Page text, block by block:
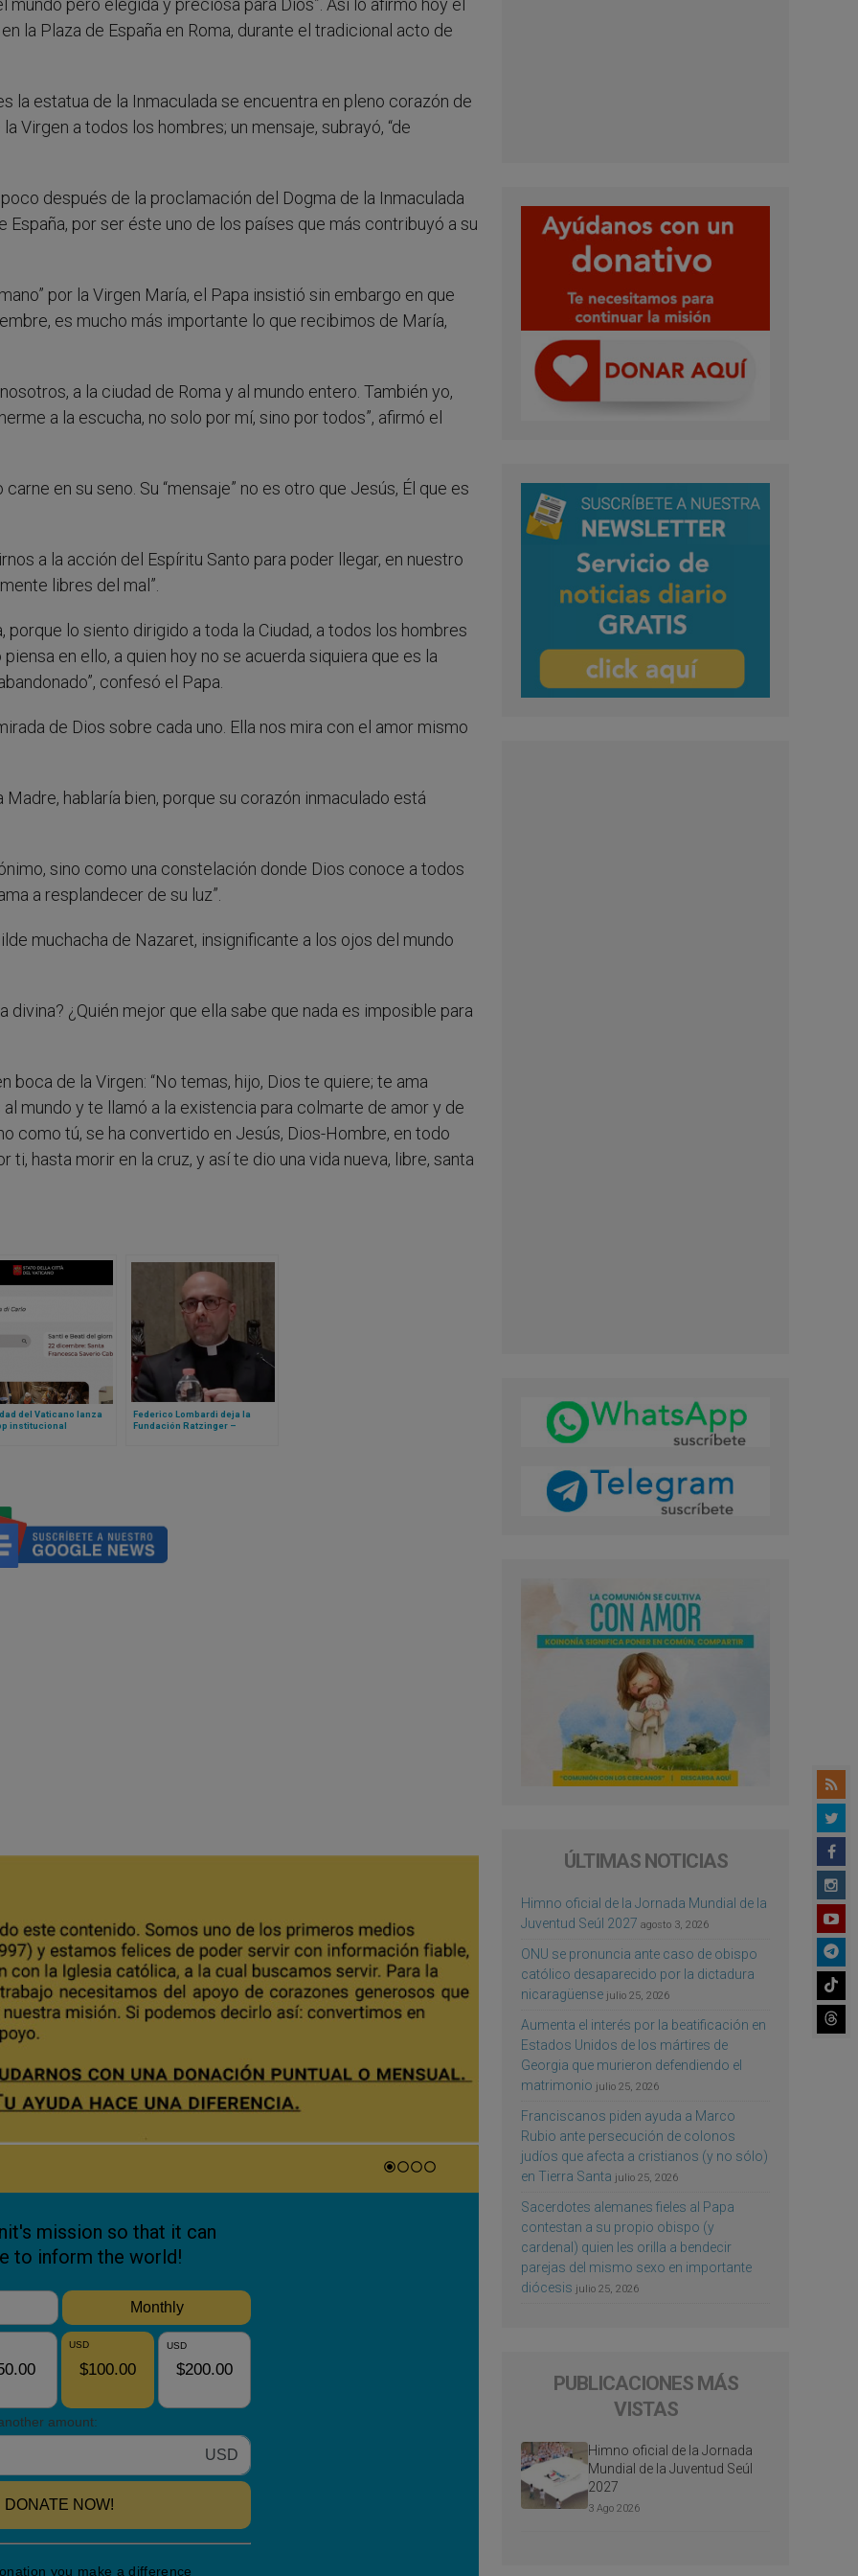
pero elegida y preciosa para Dios”. Así lo afirmó hoy el
la Plaza de España en Roma, durante el tradicional acto de
la estatua de la Inmaculada se encuentra en pleno corazón de
Virgen a todos los hombres; un mensaje, subrayó, “de
después de la proclamación del Dogma de la Inmaculada
por ser éste uno de los países que más contribuyó a su
por la Virgen María, el Papa insistió sin embargo en que
es mucho más importante lo que recibimos de María,
a la ciudad de Roma y al mundo entero. También yo,
a la escucha, no solo por mí, sino por todos”, afirmó el
en su seno. Su “mensaje” no es otro que Jesús, Él que es
a la acción del Espíritu Santo para poder llegar, en nuestro
libres del mal”.
porque lo siento dirigido a toda la Ciudad, a todos los hombres
en ello, a quien hoy no se acuerda siquiera que es la
confesó el Papa.
de Dios sobre cada uno. Ella nos mira con el amor mismo
Madre, hablaría bien, porque su corazón inmaculado está
sino como una constelación donde Dios conoce a todos
a resplandecer de su luz”.
muchacha de Nazaret, insignificante a los ojos del mundo
divina? ¿Quién mejor que ella sabe que nada es imposible para
de la Virgen: “No temas, hijo, Dios te quiere; te ama
mundo y te llamó a la existencia para colmarte de amor y de
como tú, se ha convertido en Jesús, Dios-Hombre, en todo
hasta morir en la cruz, y así te dio una vida nueva, libre, santa
del Vaticano lanza
institucional
Federico Lombardi deja la
Fundación Ratzinger –
ÚLTIMAS NOTICIAS
Himno oficial de la Jornada Mundial de la
Juventud Seúl 2027 agosto 3, 2026
ONU se pronuncia ante caso de obispo
católico desaparecido por la dictadura
nicaragüense julio 25, 2026
Aumenta el interés por la beatificación en
Estados Unidos de los mártires de
Georgia que murieron defendiendo el
matrimonio julio 25, 2026
Franciscanos piden ayuda a Marco
Rubio ante persecución de colonos
judíos que afecta a cristianos (y no sólo)
en Tierra Santa julio 25, 2026
Sacerdotes alemanes fieles al Papa
contestan a su propio obispo (y
cardenal) quien les orilla a bendecir
parejas del mismo sexo en importante
diócesis julio 25, 2026
PUBLICACIONES MÁS
VISTAS
Himno oficial de la Jornada
Mundial de la Juventud Seúl
2027
3 Ago 2026